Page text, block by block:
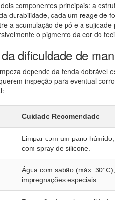
componentes principais: a
durabilidade, cada um reage de
a acumulação de pó e a
o pigmento da cor do
dificuldade de
depende da tenda dobrável
inspeção para eventual
Cuidado Recomendado
Limpar com um pano
com spray de silicone.
Água com sabão (máx.
impregnações especiais.